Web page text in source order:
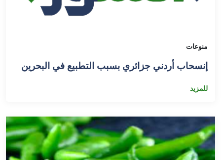
منوعات
إنسحاب أردني جزائري بسبب التطبيع في البحرين
للمزيد